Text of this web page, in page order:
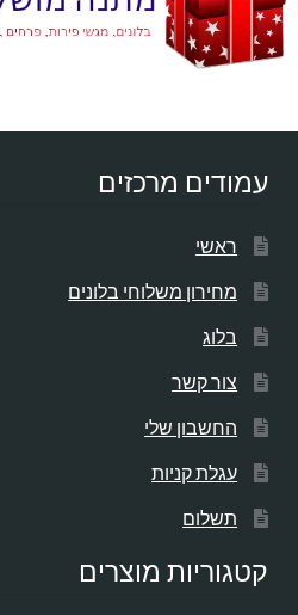
עמודים מרכזים
ראשי
מחירון משלוחי בלונים
בלוג
צור קשר
החשבון שלי
עגלת קניות
תשלום
קטגוריות מוצרים